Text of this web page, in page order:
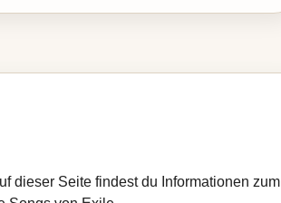
dieser Seite findest du Informationen zum